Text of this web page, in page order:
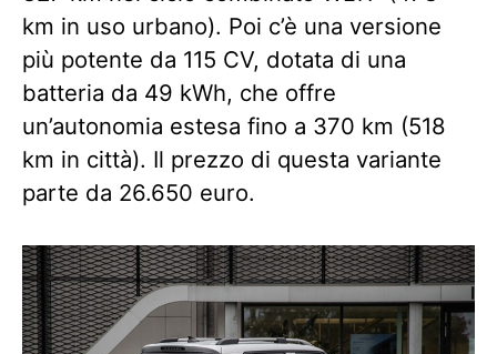
km in uso urbano). Poi c’è una versione
più potente da 115 CV, dotata di una
batteria da 49 kWh, che offre
un’autonomia estesa fino a 370 km (518
km in città). Il prezzo di questa variante
parte da 26.650 euro.